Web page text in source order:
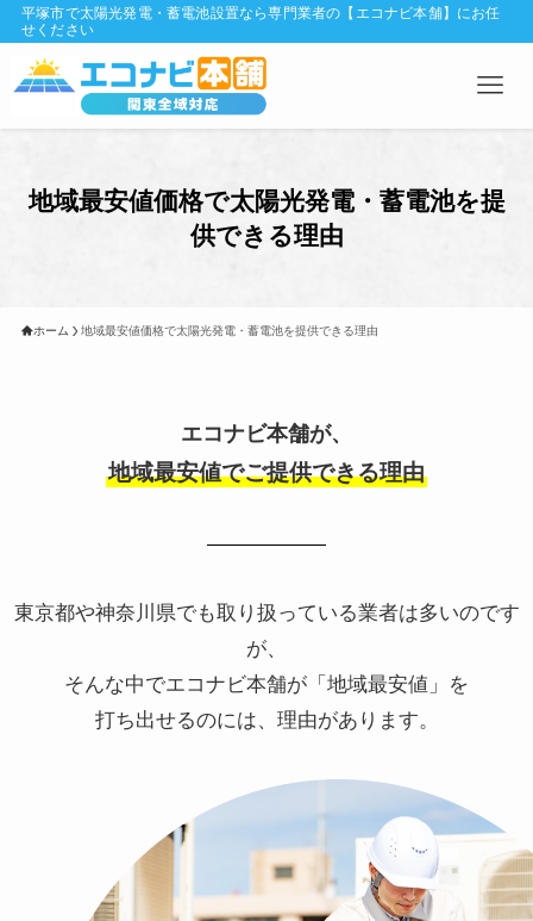
平塚市で太陽光発電・蓄電池設置なら専門業者の【エコナビ本舗】にお任
せください
地域最安値価格で太陽光発電・蓄電池を提
供できる理由
ホーム 地域最安値価格で太陽光発電・蓄電池を提供できる理由
エコナビ本舗が、
地域最安値でご提供できる理由
東京都や神奈川県でも取り扱っている業者は多いのです
が、
そんな中でエコナビ本舗が「地域最安値」を
打ち出せるのには、理由があります。